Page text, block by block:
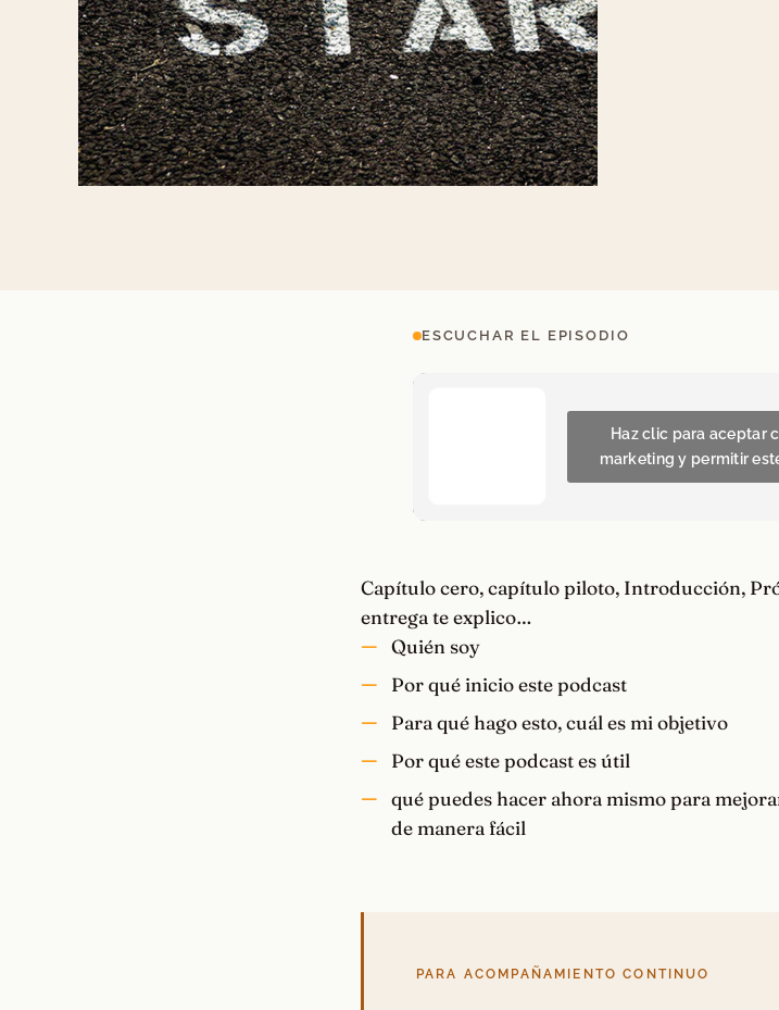
ESCUCHAR EL EPISODIO
Haz clic para aceptar
marketing y permitir
Capítulo cero, capítulo piloto, Introducción,
entrega te explico…
Quién soy
Por qué inicio este podcast
Para qué hago esto, cuál es mi objetivo
Por qué este podcast es útil
qué puedes hacer ahora mismo para
de manera fácil
PARA ACOMPAÑAMIENTO CONTINUO